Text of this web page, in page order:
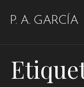
P. A. GARCÍA